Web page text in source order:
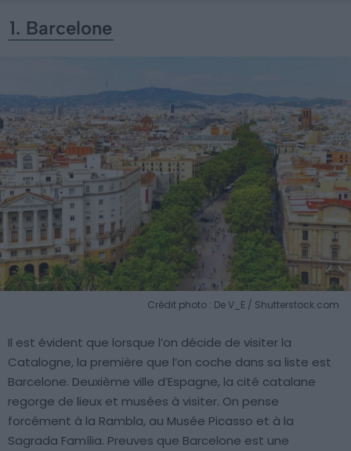
1. Barcelone
Crédit photo : De V_E / Shutterstock.com
Il est évident que lorsque l’on décide de visiter la
Catalogne, la première que l’on coche dans sa liste est
Barcelone. Deuxième ville d’Espagne, la cité catalane
regorge de lieux et musées à visiter. On pense
forcément à la Rambla, au Musée Picasso et à la
Sagrada Família. Preuves que Barcelone est une